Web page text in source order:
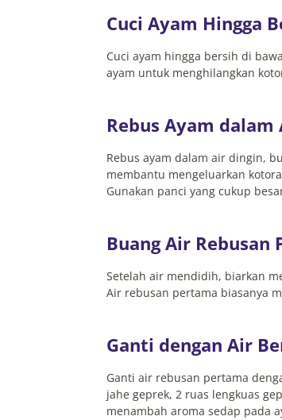
Cuci Ayam Hingga
Cuci ayam hingga bersih di
ayam untuk menghilangkan
Rebus Ayam dalam
Rebus ayam dalam air dingin,
membantu mengeluarkan
Gunakan panci yang cukup
Buang Air Rebusan
Setelah air mendidih, biarkan
Air rebusan pertama biasanya
Ganti dengan Air
Ganti air rebusan pertama
jahe geprek, 2 ruas lengkuas
menambah aroma sedap pada